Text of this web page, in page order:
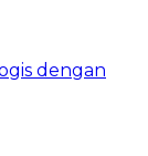
dengan